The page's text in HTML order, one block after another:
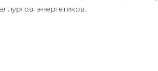
энергетиков.